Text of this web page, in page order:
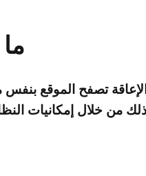
تصفح الموقع